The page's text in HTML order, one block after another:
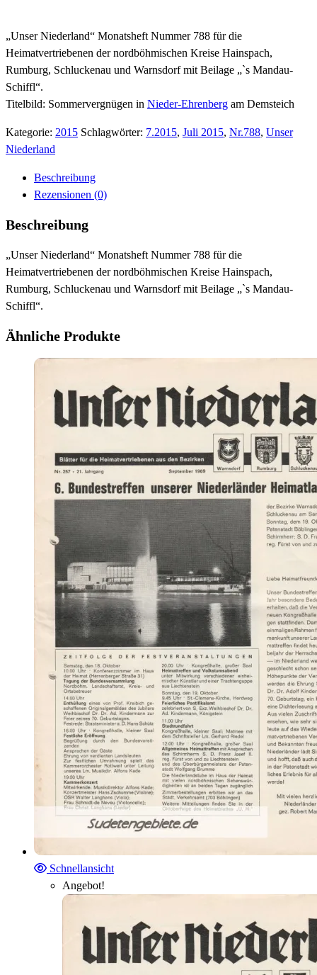
„Unser Niederland“ Monatsheft Nummer 788 für die
Heimatvertriebenen der nordböhmischen Kreise Hainspach,
Rumburg, Schluckenau und Warnsdorf mit Beilage „`s Mandau-
Schiffl“.
Titelbild: Sommervergnügen in Nieder-Ehrenberg am Demsteich
Kategorie: 2015 Schlagwörter: 7.2015, Juli 2015, Nr.788, Unser
Niederland
Beschreibung
Rezensionen (0)
Beschreibung
„Unser Niederland“ Monatsheft Nummer 788 für die
Heimatvertriebenen der nordböhmischen Kreise Hainspach,
Rumburg, Schluckenau und Warnsdorf mit Beilage „`s Mandau-
Schiffl“.
Ähnliche Produkte
Schnellansicht
Angebot!